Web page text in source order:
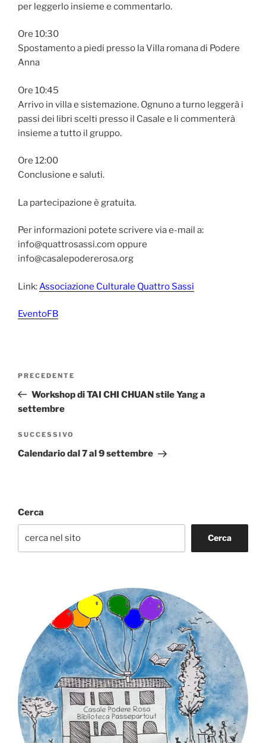
per leggerlo insieme e commentarlo.
Ore 10:30
Spostamento a piedi presso la Villa romana di Podere
Anna
Ore 10:45
Arrivo in villa e sistemazione. Ognuno a turno leggerà i
passi dei libri scelti presso il Casale e li commenterà
insieme a tutto il gruppo.
Ore 12:00
Conclusione e saluti.
La partecipazione è gratuita.
Per informazioni potete scrivere via e-mail a:
info@quattrosassi.com oppure
info@casalepodererosa.org
Link:Associazione Culturale Quattro Sassi
EventoFB
Articolo
precedente:
PRECEDENTE
Workshop di TAI CHI CHUAN stile Yang a
settembre
Articolo
successivo
SUCCESSIVO
Calendario dal 7 al 9 settembre
Cerca
Cerca